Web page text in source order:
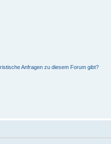
Anfragen zu diesem Forum gibt?